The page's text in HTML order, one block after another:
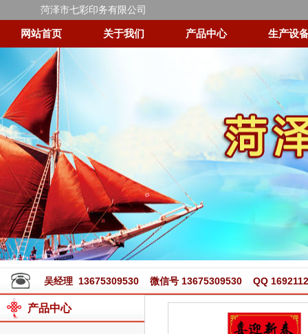
菏泽市七彩印务有限公司
网站首页 关于我们 产品中心 生产设
吴经理 13675309530 微信号 13675309530 QQ
产品中心